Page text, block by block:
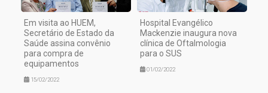
Em visita ao HUEM,
Secretário de Estado da
Saúde assina convênio
para compra de
equipamentos
15/02/2022
Hospital Evangélico
Mackenzie inaugura nova
clínica de Oftalmologia
para o SUS
01/02/2022